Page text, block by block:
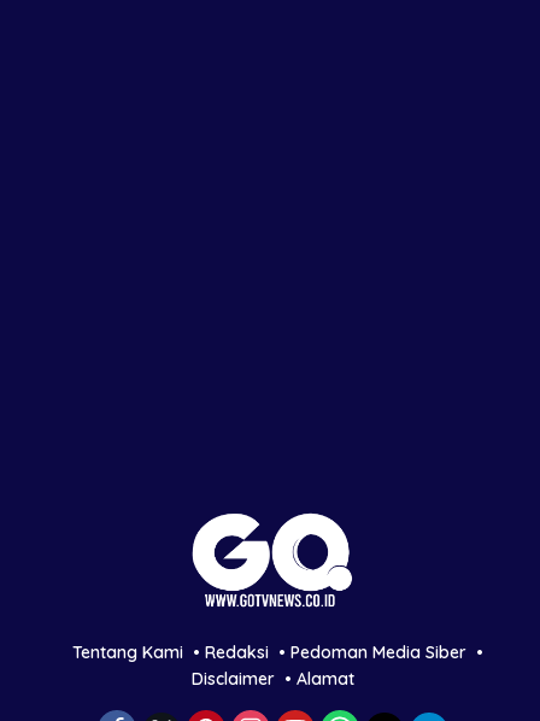
Tentang Kami Redaksi
Pedoman Media Siber
Disclaimer
Alamat